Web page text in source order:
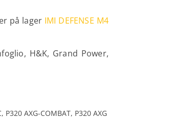
på lager IMI DEFENSE M4
H&K, Grand Power,
AXG-COMBAT, P320 AXG